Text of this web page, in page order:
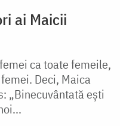
ai Maicii
ca toate femeile,
Deci, Maica
„Binecuvântată ești